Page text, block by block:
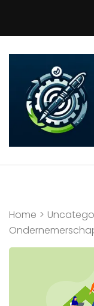
inhoud
(druk
Enter)
Home >